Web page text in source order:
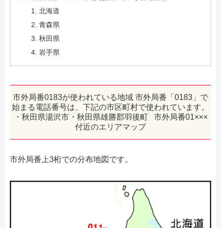
北海道
青森県
秋田県
岩手県
市外局番0183が使われている地域 市外局番「0183」で
始まる電話番号は、下記の市区町村で使われています。
・秋田県湯沢市・秋田県雄勝郡羽後町 市外局番01×××
付近のエリアマップ
市外局番上3桁での分布地図です。